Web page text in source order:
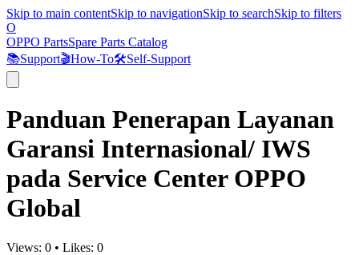
Skip to main contentSkip to navigationSkip to searchSkip to filters
O
OPPO PartsSpare Parts Catalog
📚Support🎬How-To🛠️Self-Support
Panduan Penerapan Layanan
Garansi Internasional/ IWS
pada Service Center OPPO
Global
Views: 0 • Likes: 0